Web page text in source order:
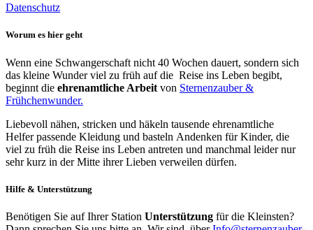
Datenschutz
Worum es hier geht
Wenn eine Schwangerschaft nicht 40 Wochen dauert, sondern sich
das kleine Wunder viel zu früh auf die Reise ins Leben begibt,
beginnt die ehrenamtliche Arbeit von Sternenzauber &
Frühchenwunder.
Liebevoll nähen, stricken und häkeln tausende ehrenamtliche
Helfer passende Kleidung und basteln Andenken für Kinder, die
viel zu früh die Reise ins Leben antreten und manchmal leider nur
sehr kurz in der Mitte ihrer Lieben verweilen dürfen.
Hilfe & Unterstützung
Benötigen Sie auf Ihrer Station Unterstützung für die Kleinsten?